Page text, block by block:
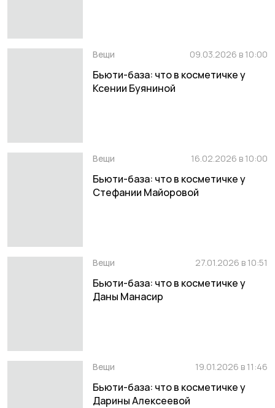
Вещи 09.03.2026 в 10:00
Бьюти-база: что в косметичке у
Ксении Буяниной
Вещи 16.02.2026 в 10:00
Бьюти-база: что в косметичке у
Стефании Майоровой
Вещи 27.01.2026 в 10:51
Бьюти-база: что в косметичке у
Даны Манасир
Вещи 19.01.2026 в 11:46
Бьюти-база: что в косметичке у
Дарины Алексеевой